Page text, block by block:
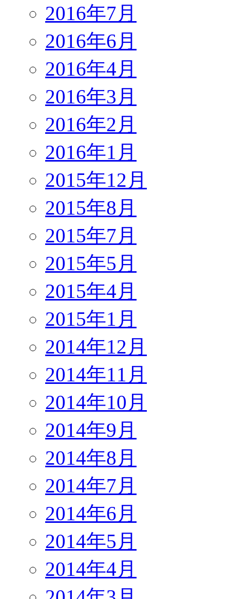
2016年7月
2016年6月
2016年4月
2016年3月
2016年2月
2016年1月
2015年12月
2015年8月
2015年7月
2015年5月
2015年4月
2015年1月
2014年12月
2014年11月
2014年10月
2014年9月
2014年8月
2014年7月
2014年6月
2014年5月
2014年4月